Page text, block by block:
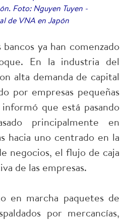
Foto: Nguyen Tuyen -
de VNA en Japón
ya han comenzado
En la industria del
alta demanda de capital
por empresas pequeñas
que está pasando
principalmente en
hacia uno centrado en la
negocios, el flujo de caja
de las empresas.
en marcha paquetes de
por mercancías,